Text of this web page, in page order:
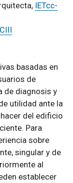
IETcc-
basadas en
de
de diagnosis y
utilidad ante la
del edificio
Para
sobre
singular y de
al
establecer